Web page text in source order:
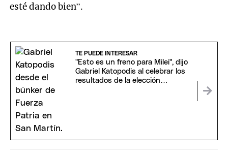
esté dando bien”.
TE PUEDE INTERESAR
"Esto es un freno para Milei", dijo
Gabriel Katopodis al celebrar los
resultados de la elección